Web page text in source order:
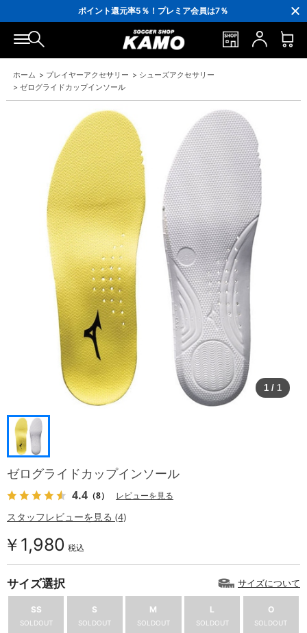
ポイント還元率5％！プレミア会員は7％
会員の方にはお誕生月に「10％OFFクーポン」プレゼント！
16,000円(税込)以上でシューズケースプレゼント！
3,300円(税込)以上で送料無料！
ホーム > プレイヤーアクセサリー > シューズアクセサリー
> ゼログライドカップインソール
1 / 1
ゼログライドカップインソール
4.4 （8） レビューを見る
スタッフレビューを見る (4)
￥1,980 税込
サイズ選択 サイズについて
SS
SOLDOUT
S
SOLDOUT
M
SOLDOUT
L
SOLDOUT
O
SOLDOUT